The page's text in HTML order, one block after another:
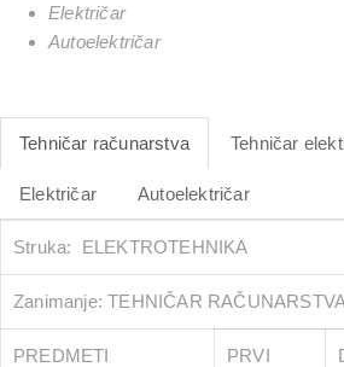
Električar
Autoelektričar
Tehničar računarstva Tehničar
Električar Autoelektričar
Struka: ELEKTROTEHNIKA
Zanimanje: TEHNIČAR
PREDMETI
PRVI